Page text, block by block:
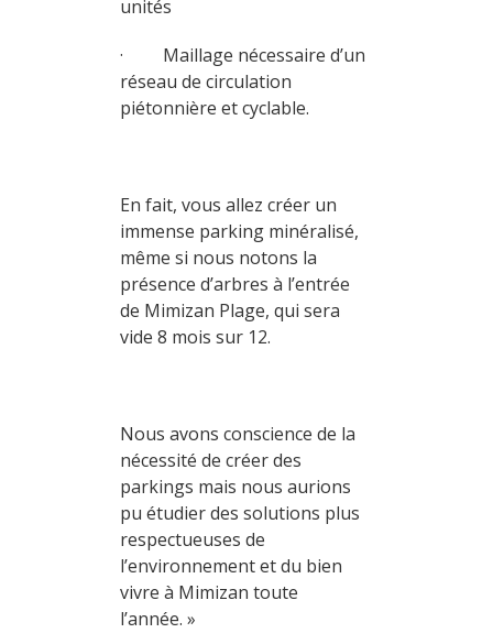
unités
· Maillage nécessaire d’un
réseau de circulation
piétonnière et cyclable.
En fait, vous allez créer un
immense parking minéralisé,
même si nous notons la
présence d’arbres à l’entrée
de Mimizan Plage, qui sera
vide 8 mois sur 12.
Nous avons conscience de la
nécessité de créer des
parkings mais nous aurions
pu étudier des solutions plus
respectueuses de
l’environnement et du bien
vivre à Mimizan toute
l’année. »